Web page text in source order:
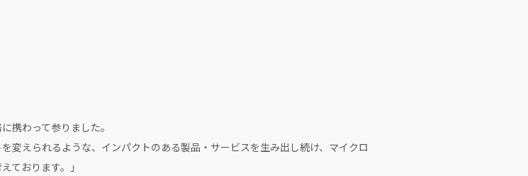
携わって参りました。
変えられるような、インパクトのある製品・サービスを生み出し続け、マイクロ
ております。」